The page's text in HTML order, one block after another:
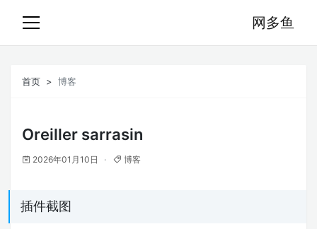
网多鱼
首页 博客
Oreiller sarrasin
2026年01月10日 博客
插件截图